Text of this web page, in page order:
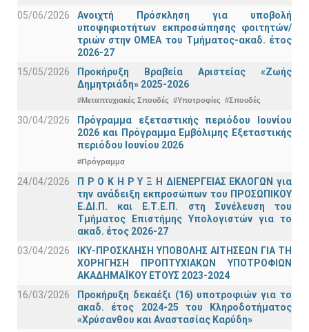
05/06/2026
Ανοιχτή Πρόσκληση για υποβολή
υποψηφιοτήτων εκπροσώπησης φοιτητών/
τριών στην ΟΜΕΑ του Τμήματος-ακαδ. έτος
2026-27
15/05/2026
Προκήρυξη Βραβεία Αριστείας «Ζωής
Δημητριάδη» 2025-2026
#Μεταπτυχιακές Σπουδές #Υποτροφίες #Σπουδές
30/04/2026
Πρόγραμμα εξεταστικής περιόδου Ιουνίου
2026 και Πρόγραμμα Εμβόλιμης Εξεταστικής
περιόδου Ιουνίου 2026
#Πρόγραμμα
24/04/2026
Π Ρ Ο Κ Η Ρ Υ Ξ Η ΔΙΕΝΕΡΓΕΙΑΣ ΕΚΛΟΓΩΝ για
την ανάδειξη εκπροσώπων του ΠΡΟΣΩΠΙΚΟΥ
Ε.ΔΙ.Π. και Ε.Τ.Ε.Π. στη Συνέλευση του
Τμήματος Επιστήμης Υπολογιστών για το
ακαδ. έτος 2026-27
03/04/2026
ΙΚΥ-ΠΡΟΣΚΛΗΣΗ ΥΠΟΒΟΛΗΣ ΑΙΤΗΣΕΩΝ ΓΙΑ ΤΗ
ΧΟΡΗΓΗΣΗ ΠΡΟΠΤΥΧΙΑΚΩΝ ΥΠΟΤΡΟΦΙΩΝ
ΑΚΑΔΗΜΑΪΚΟΥ ΕΤΟΥΣ 2023-2024
16/03/2026
Προκήρυξη δεκαέξι (16) υποτροφιών για το
ακαδ. έτος 2024-25 του Κληροδοτήματος
«Χρύσανθου και Αναστασίας Καρύδη»